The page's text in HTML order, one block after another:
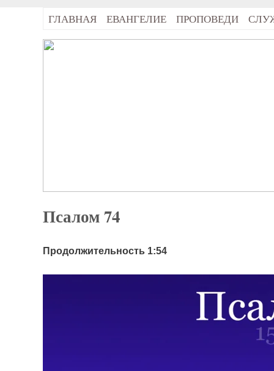
ГЛАВНАЯ ЕВАНГЕЛИЕ ПРОПОВЕДИ
Псалом 74
Продолжительность 1:54